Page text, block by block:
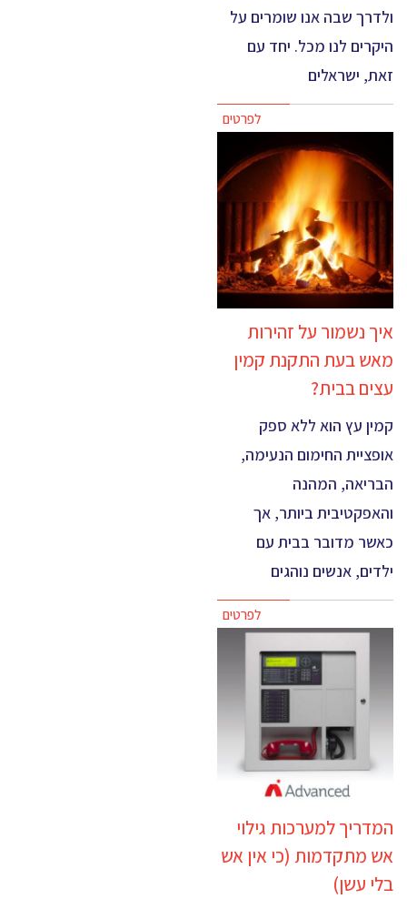
ולדרך שבה אנו שומרים על
היקרים לנו מכל. יחד עם
זאת, ישראלים
לפרטים
איך נשמור על זהירות
מאש בעת התקנת קמין
עצים בבית?
קמין עץ הוא ללא ספק
אופציית החימום הנעימה,
הבריאה, המהנה
והאפקטיבית ביותר, אך
כאשר מדובר בבית עם
ילדים, אנשים נוהגים
לפרטים
המדריך למערכות גילוי
אש מתקדמות (כי אין אש
בלי עשן)